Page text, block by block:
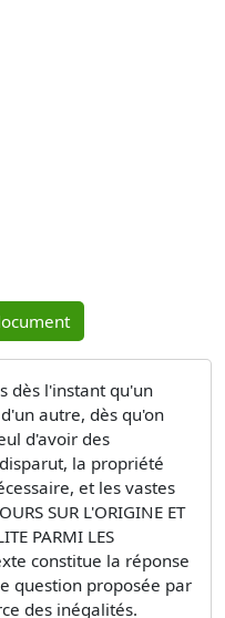
dès l'instant qu'un
autre, dès qu'on
d'avoir des
la propriété
et les vastes
SUR L'ORIGINE ET
PARMI LES
constitue la réponse
question proposée par
des inégalités.